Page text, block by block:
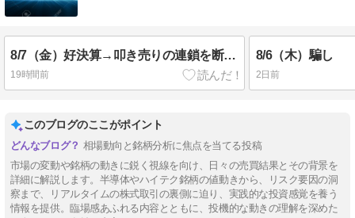
8/7（金）好決算→叩き売りの連鎖を断ち切れ
19時間前
8/6（木）騙し
2日前
このブログのここがポイント
相場動向と銘柄分析に焦点を当てる投稿
市場の変動や銘柄の動きに鋭く視線を向け、日々の売買結果とその背景を
詳細に解説します。半導体やハイテク銘柄の値動きから、リスク要因の洞
察まで、リアルタイムの株式取引の裏側に迫り、実践的な投資感覚を養う
情報を提供。臨場感あふれる内容とともに、投機的な動きの理解を深めた